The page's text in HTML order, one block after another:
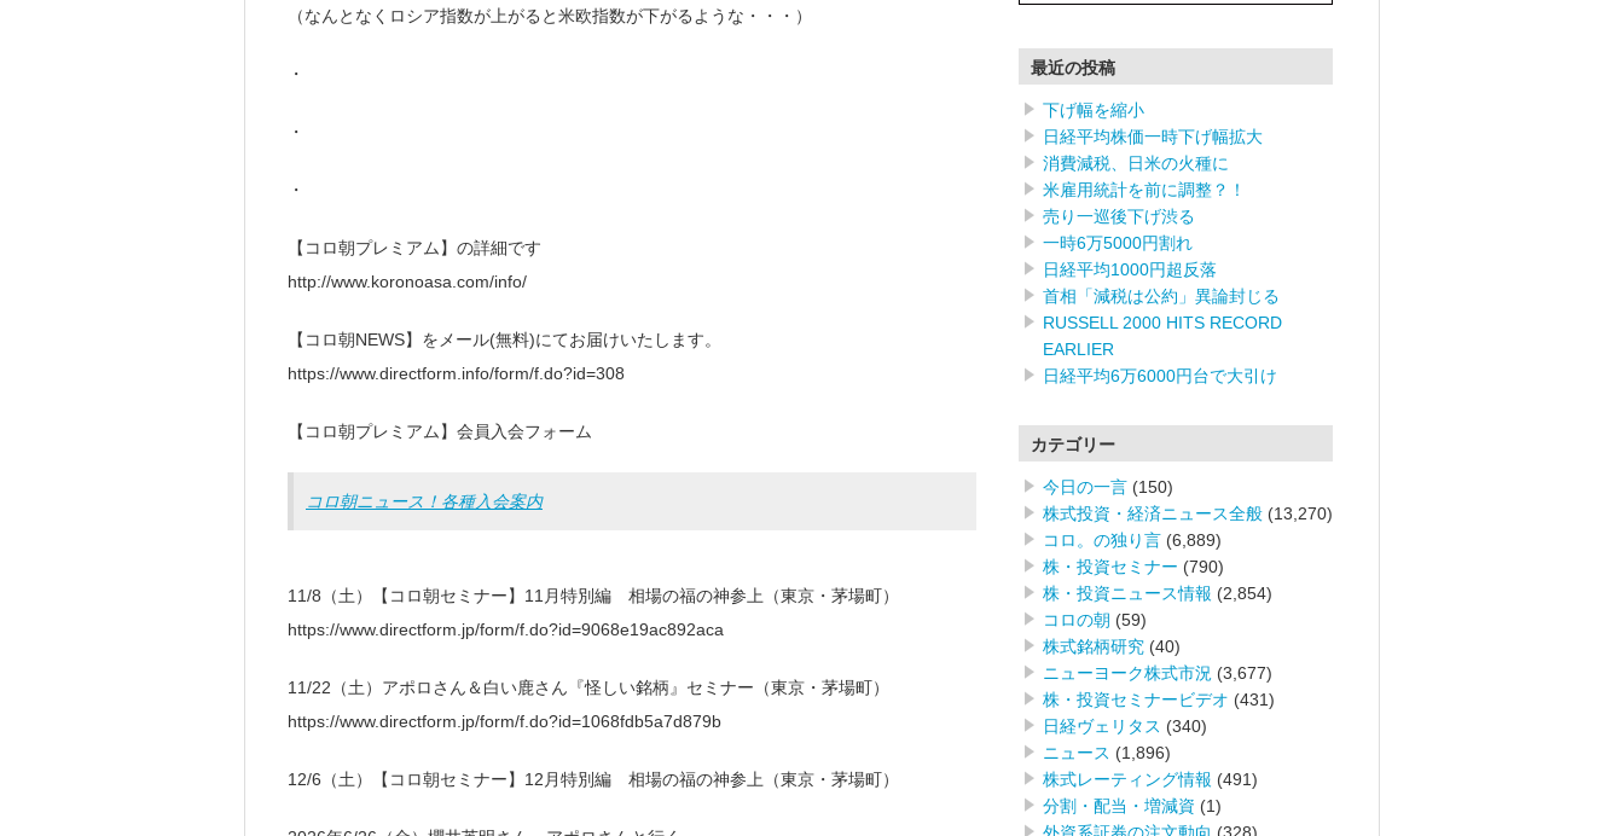
（なんとなくロシア指数が上がると米欧指数が下がるような・・・）
・
・
・
【コロ朝プレミアム】の詳細です
http://www.koronoasa.com/info/
【コロ朝NEWS】をメール(無料)にてお届けいたします。
https://www.directform.info/form/f.do?id=308
【コロ朝プレミアム】会員入会フォーム
コロ朝ニュース！各種入会案内
11/8（土）【コロ朝セミナー】11月特別編 相場の福の神参上（東京・茅場町）
https://www.directform.jp/form/f.do?id=9068e19ac892aca
11/22（土）アポロさん＆白い鹿さん『怪しい銘柄』セミナー（東京・茅場町）
https://www.directform.jp/form/f.do?id=1068fdb5a7d879b
12/6（土）【コロ朝セミナー】12月特別編 相場の福の神参上（東京・茅場町）
最近の投稿
下げ幅を縮小
日経平均株価一時下げ幅拡大
消費減税、日米の火種に
米雇用統計を前に調整？！
売り一巡後下げ渋る
一時6万5000円割れ
日経平均1000円超反落
首相「減税は公約」異論封じる
RUSSELL 2000 HITS RECORD
EARLIER
日経平均6万6000円台で大引け
カテゴリー
今日の一言 (150)
株式投資・経済ニュース全般 (13,270)
コロ。の独り言 (6,889)
株・投資セミナー (790)
株・投資ニュース情報 (2,854)
コロの朝 (59)
株式銘柄研究 (40)
ニューヨーク株式市況 (3,677)
株・投資セミナービデオ (431)
日経ヴェリタス (340)
ニュース (1,896)
株式レーティング情報 (491)
分割・配当・増減資 (1)